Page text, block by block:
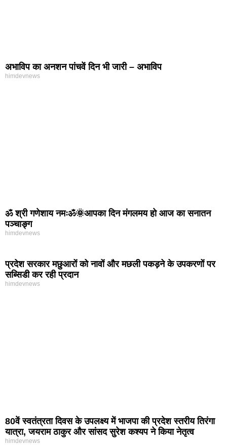
अभाविप का अनशन पांचवें दिन भी जारी – अभाविप
himdevnews
ॐ श्री गणेशाय नमःॐ🌞आपका दिन मंगलमय हो आज का सनातन
पञ्चाङ्ग
himdevnews
प्रदेश सरकार मछुआरों को नावों और मछली पकड़ने के उपकरणों पर
सब्सिडी कर रही प्रदान
himdevnews
80वें स्वतंत्रता दिवस के उपलक्ष्य में भाजपा की प्रदेश स्तरीय तिरंगा
यात्रा, जयराम ठाकुर और सांसद सुरेश कश्यप ने किया नेतृत्व
himdevnews